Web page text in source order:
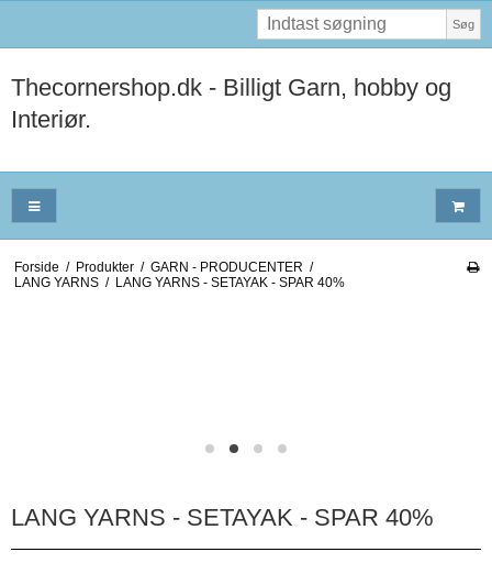
Søg
Thecornershop.dk - Billigt Garn, hobby og
Interiør.
Forside / Produkter / GARN - PRODUCENTER /
LANG YARNS / LANG YARNS - SETAYAK - SPAR 40%
LANG YARNS - SETAYAK - SPAR 40%